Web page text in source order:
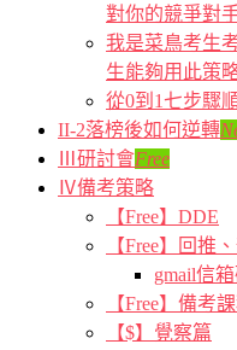
對你的競爭對
我是菜鳥考生
生能夠用此策
從0到1七步驟
II-2落榜後如何逆轉
Ⅲ研討會Free
Ⅳ備考策略
【Free】DDE
【Free】回推
gmail信
【Free】備考
【$】覺察篇